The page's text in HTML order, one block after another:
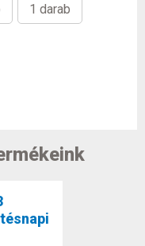
1 darab